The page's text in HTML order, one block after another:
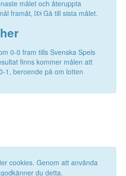
målet och återuppta
framåt, Gå till sista målet.
0-0 fram tills Svenska Spels
finns kommer målen att
1, beroende på om lotten
cookies. Genom att använda
godkänner du detta.